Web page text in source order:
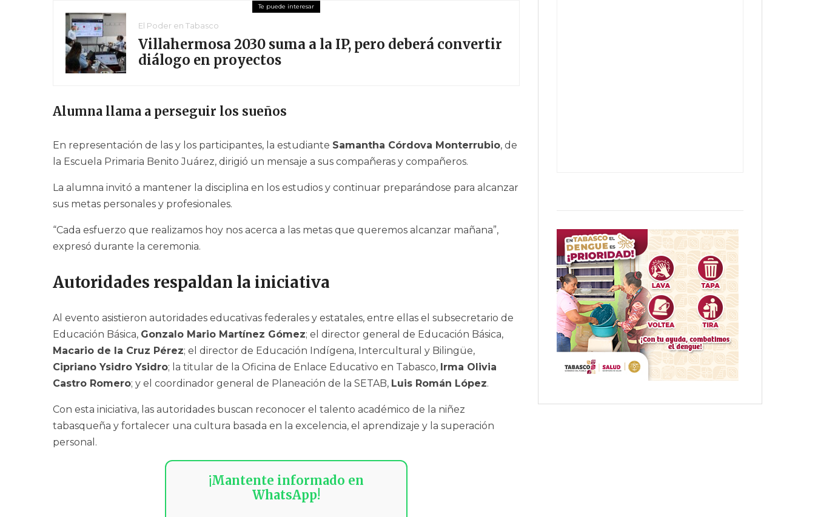
El Poder en Tabasco
Villahermosa 2030 suma a la IP, pero deberá convertir
diálogo en proyectos
Alumna llama a perseguir los sueños
En representación de las y los participantes, la estudiante Samantha Córdova Monterrubio, de
la Escuela Primaria Benito Juárez, dirigió un mensaje a sus compañeras y compañeros.
La alumna invitó a mantener la disciplina en los estudios y continuar preparándose para alcanzar
sus metas personales y profesionales.
“Cada esfuerzo que realizamos hoy nos acerca a las metas que queremos alcanzar mañana”,
expresó durante la ceremonia.
Autoridades respaldan la iniciativa
Al evento asistieron autoridades educativas federales y estatales, entre ellas el subsecretario de
Educación Básica, Gonzalo Mario Martínez Gómez; el director general de Educación Básica,
Macario de la Cruz Pérez; el director de Educación Indígena, Intercultural y Bilingüe,
Cipriano Ysidro Ysidro; la titular de la Oficina de Enlace Educativo en Tabasco, Irma Olivia
Castro Romero; y el coordinador general de Planeación de la SETAB, Luis Román López.
Con esta iniciativa, las autoridades buscan reconocer el talento académico de la niñez
tabasqueña y fortalecer una cultura basada en la excelencia, el aprendizaje y la superación
personal.
¡Mantente informado en
WhatsApp!